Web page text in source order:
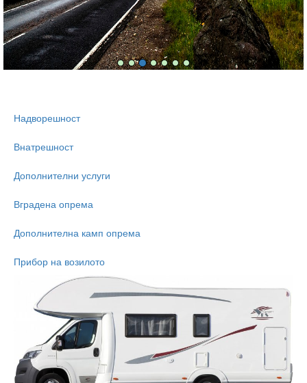
Надворешност
Внатрешност
Дополнителни услуги
Вградена опрема
Дополнителна камп опрема
Прибор на возилото